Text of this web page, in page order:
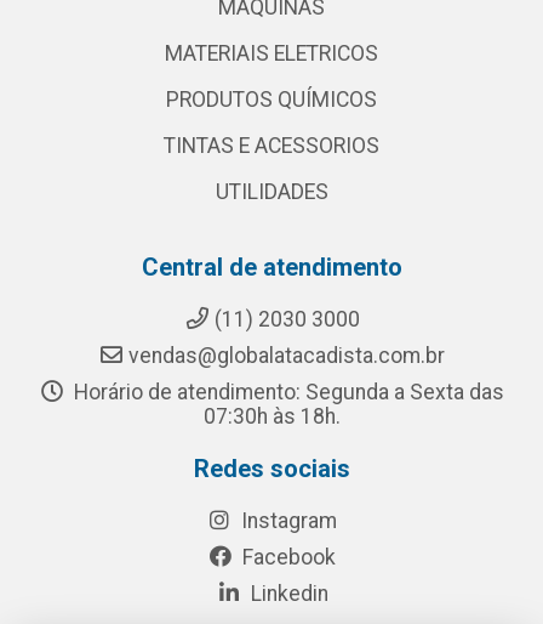
MAQUINAS
MATERIAIS ELETRICOS
PRODUTOS QUÍMICOS
TINTAS E ACESSORIOS
UTILIDADES
Central de atendimento
(11) 2030 3000
vendas@globalatacadista.com.br
Horário de atendimento: Segunda a Sexta das
07:30h às 18h.
Redes sociais
Instagram
Facebook
Linkedin